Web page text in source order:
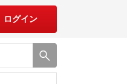
ログイン